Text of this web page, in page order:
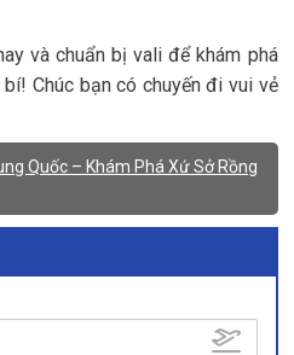
và chuẩn bị vali để khám phá
Chúc bạn có chuyến đi vui vẻ
Quốc – Khám Phá Xứ Sở Rồng